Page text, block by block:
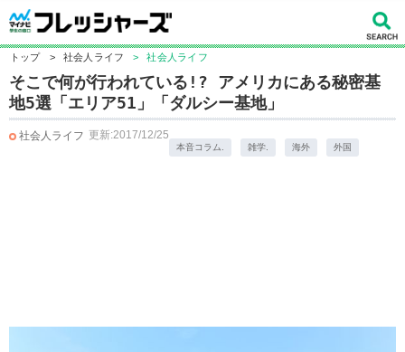
トップ > 社会人ライフ > 社会人ライフ
そこで何が行われている!? アメリカにある秘密基
地5選「エリア51」「ダルシー基地」
社会人ライフ 更新:2017/12/25
本音コラム. 雑学. 海外 外国